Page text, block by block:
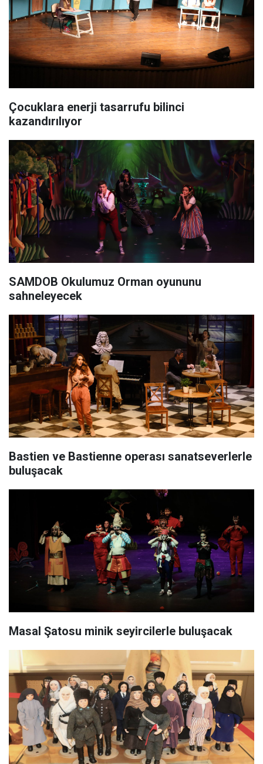
Çocuklara enerji tasarrufu bilinci
kazandırılıyor
SAMDOB Okulumuz Orman oyununu
sahneleyecek
Bastien ve Bastienne operası sanatseverlerle
buluşacak
Masal Şatosu minik seyircilerle buluşacak